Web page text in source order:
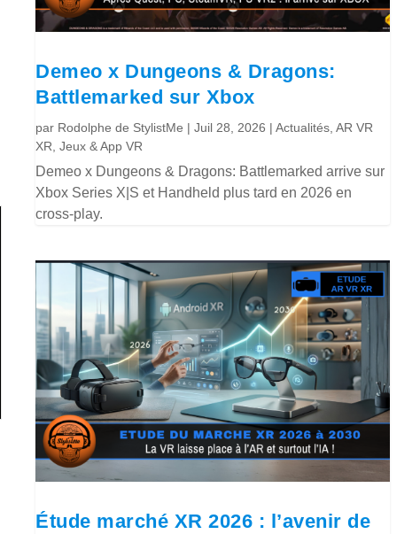
Demeo x Dungeons & Dragons:
Battlemarked sur Xbox
par Rodolphe de StylistMe |Juil 28, 2026 |Actualités ,AR VR
XR ,Jeux & App VR
Demeo x Dungeons & Dragons: Battlemarked arrive sur
Xbox Series X|S et Handheld plus tard en 2026 en
cross-play.
Étude marché XR 2026 : l’avenir de